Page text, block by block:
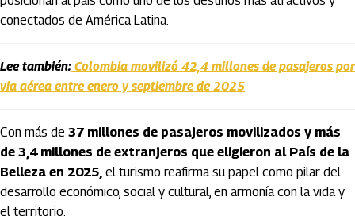
conectados de América Latina.
Lee también: Colombia movilizó 42,4 millones de pasajeros por
via aérea entre enero y septiembre de 2025
Con más de 37 millones de pasajeros movilizados y más
de 3,4 millones de extranjeros que eligieron al País de la
Belleza en 2025, el turismo reafirma su papel como pilar del
desarrollo económico, social y cultural, en armonía con la vida y
el territorio.